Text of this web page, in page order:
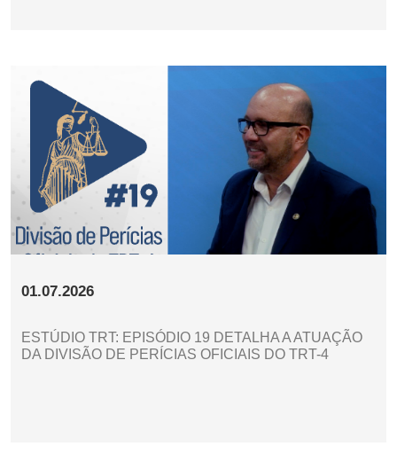
01.07.2026
ESTÚDIO TRT: EPISÓDIO 19 DETALHA A ATUAÇÃO
DA DIVISÃO DE PERÍCIAS OFICIAIS DO TRT-4